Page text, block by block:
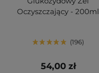
Oczyszczający - 200ml
196
54,00 zł